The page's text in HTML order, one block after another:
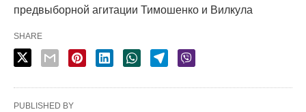
предвыборной агитации Тимошенко и Вилкула
SHARE
PUBLISHED BY